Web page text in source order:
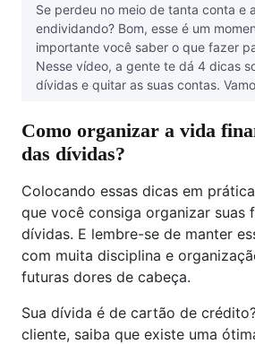
Se perdeu no meio de tanta conta e
endividando? Bom, esse é um
importante você saber o que fazer
Nesse vídeo, a gente te dá 4 dicas
dívidas e quitar as suas contas.
Como organizar a vida
das dívidas?
Colocando essas dicas em
que você consiga organizar suas
dívidas. E lembre-se de manter
com muita disciplina e
futuras dores de cabeça.
Sua dívida é de cartão de
cliente, saiba que existe uma